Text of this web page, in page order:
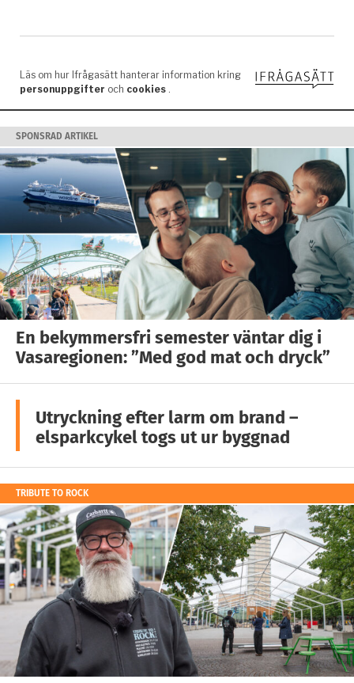
SPONSRAD ARTIKEL
En bekymmersfri semester väntar dig i
Vasaregionen: ”Med god mat och dryck”
Utryckning efter larm om brand –
elsparkcykel togs ut ur byggnad
TRIBUTE TO ROCK